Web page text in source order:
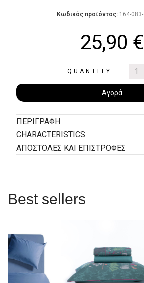
Κωδικός προϊόντος: 164-
25,90 €
QUANTITY
Αγορά
ΠΕΡΙΓΡΑΦΉ
CHARACTERISTICS
ΑΠΟΣΤΟΛΕΣ ΚΑΙ ΕΠΙΣΤΡΟΦΕΣ
Best sellers